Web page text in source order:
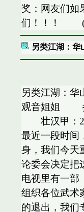
奖：网友们如
们！！！ (欢
另类江湖：华
另类江湖：
观音姐姐 参
壮汉甲：
最近一段时间
身，我们今
论委会决定把
电视里有一部
组织各位武术
的退出，我